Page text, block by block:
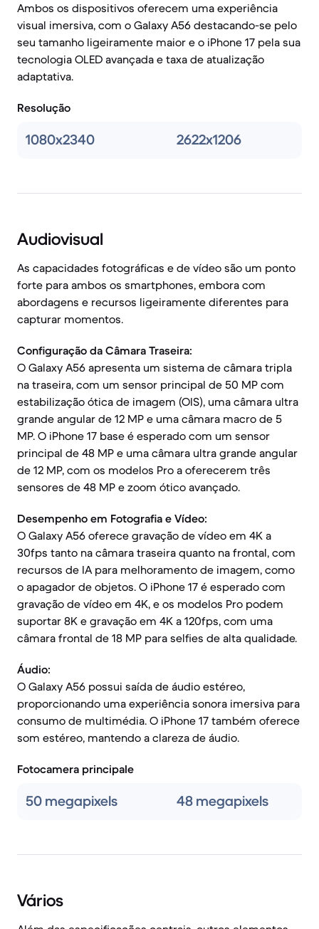
Ambos os dispositivos oferecem uma experiência
visual imersiva, com o Galaxy A56 destacando-se pelo
seu tamanho ligeiramente maior e o iPhone 17 pela sua
tecnologia OLED avançada e taxa de atualização
adaptativa.
Resolução
1080x2340 2622x1206
Audiovisual
As capacidades fotográficas e de vídeo são um ponto
forte para ambos os smartphones, embora com
abordagens e recursos ligeiramente diferentes para
capturar momentos.
Configuração da Câmara Traseira:
O Galaxy A56 apresenta um sistema de câmara tripla
na traseira, com um sensor principal de 50 MP com
estabilização ótica de imagem (OIS), uma câmara ultra
grande angular de 12 MP e uma câmara macro de 5
MP. O iPhone 17 base é esperado com um sensor
principal de 48 MP e uma câmara ultra grande angular
de 12 MP, com os modelos Pro a oferecerem três
sensores de 48 MP e zoom ótico avançado.
Desempenho em Fotografia e Vídeo:
O Galaxy A56 oferece gravação de vídeo em 4K a
30fps tanto na câmara traseira quanto na frontal, com
recursos de IA para melhoramento de imagem, como
o apagador de objetos. O iPhone 17 é esperado com
gravação de vídeo em 4K, e os modelos Pro podem
suportar 8K e gravação em 4K a 120fps, com uma
câmara frontal de 18 MP para selfies de alta qualidade.
Áudio:
O Galaxy A56 possui saída de áudio estéreo,
proporcionando uma experiência sonora imersiva para
consumo de multimédia. O iPhone 17 também oferece
som estéreo, mantendo a clareza de áudio.
Fotocamera principale
50 megapixels 48 megapixels
Vários